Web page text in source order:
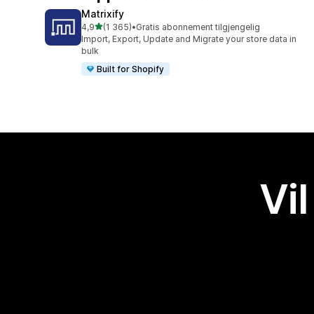
Matrixify
4,9av 5 stjerner
(1 365)
Totalt 1365 omtaler
•Gratis abonnement tilgjengelig
Import, Export, Update and Migrate your store data in
bulk
Built for Shopify